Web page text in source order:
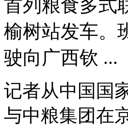
首列粮食多式
榆树站发车。
驶向广西钦 ...
记者从中国国
与中粮集团在